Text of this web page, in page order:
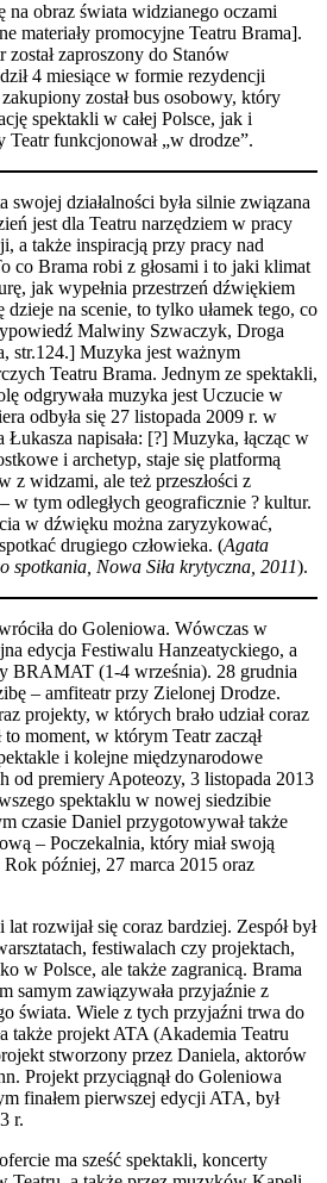
na obraz świata widzianego oczami
materiały promocyjne Teatru Brama].
zaproszony do Stanów
4 miesiące w formie rezydencji
został bus osobowy, który
spektakli w całej Polsce, jak i
Teatr funkcjonował „w drodze”.
swojej działalności była silnie związana
jest dla Teatru narzędziem w pracy
a także inspiracją przy pracy nad
co Brama robi z głosami i to jaki klimat
jak wypełnia przestrzeń dźwiękiem
dzieje na scenie, to tylko ułamek tego, co
Malwiny Szwaczyk, Droga
str.124.] Muzyka jest ważnym
Teatru Brama. Jednym ze spektakli,
odgrywała muzyka jest Uczucie w
odbyła się 27 listopada 2009 r. w
napisała: [?] Muzyka, łącząc w
i archetyp, staje się platformą
z widzami, ale też przeszłości z
w tym odległych geograficznie ? kultur.
w dźwięku można zaryzykować,
drugiego człowieka. (Agata
spotkania, Nowa Siła krytyczna, 2011).
do Goleniowa. Wówczas w
edycja Festiwalu Hanzeatyckiego, a
BRAMAT (1-4 września). 28 grudnia
– amfiteatr przy Zielonej Drodze.
projekty, w których brało udział coraz
moment, w którym Teatr zaczął
i kolejne międzynarodowe
od premiery Apoteozy, 3 listopada 2013
spektaklu w nowej siedzibie
czasie Daniel przygotowywał także
– Poczekalnia, który miał swoją
później, 27 marca 2015 oraz
rozwijał się coraz bardziej. Zespół był
festiwalach czy projektach,
w Polsce, ale także zagranicą. Brama
samym zawiązywała przyjaźnie z
świata. Wiele z tych przyjaźni trwa do
także projekt ATA (Akademia Teatru
stworzony przez Daniela, aktorów
Projekt przyciągnął do Goleniowa
finałem pierwszej edycji ATA, był
r.
ma sześć spektakli, koncerty